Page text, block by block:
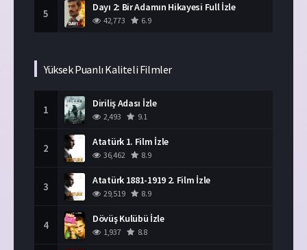
5 Dayı 2: Bir Adamın Hikayesi Full İzle
42,773 6.9
Yüksek Puanlı Kaliteli Filmler
1 Diriliş Adası İzle
2,493 9.1
2 Atatürk 1. Film İzle
36,462 8.9
3 Atatürk 1881-1919 2. Film İzle
29,519 8.9
4 Dövüş Kulübü İzle
1,937 8.8